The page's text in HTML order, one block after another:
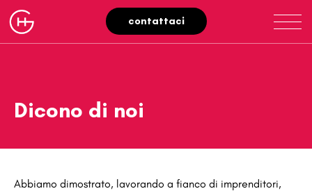
contattaci
Dicono di noi
Abbiamo dimostrato, lavorando a fianco di imprenditori,